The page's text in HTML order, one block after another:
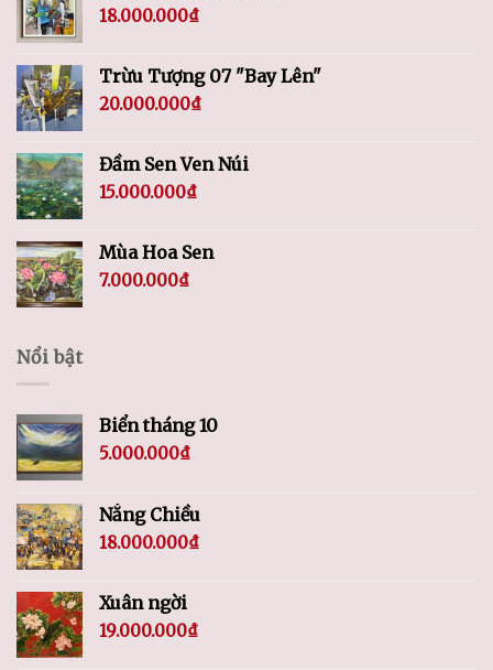
18.000.000₫
Trừu Tượng 07 "Bay Lên"
20.000.000₫
Đầm Sen Ven Núi
15.000.000₫
Mùa Hoa Sen
7.000.000₫
Nổi bật
Biển tháng 10
5.000.000₫
Nắng Chiều
18.000.000₫
Xuân ngời
19.000.000₫